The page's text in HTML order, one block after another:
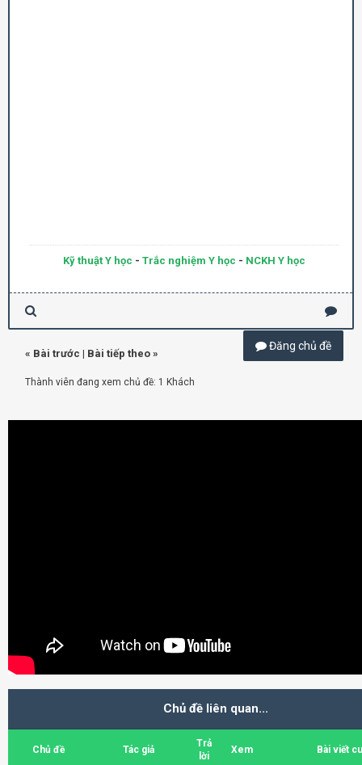
Kỹ thuật Y học - Trắc nghiệm Y học - NCKH Y học
Đăng chủ đề
« Bài trước | Bài tiếp theo »
Thành viên đang xem chủ đề: 1 Khách
Chủ đề liên quan...
Chủ đề Tác giả
Trả
lời
Xem Bài viết